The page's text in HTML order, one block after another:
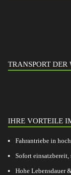
TRANSPORT
IHRE VORTEILE
Fahrantriebe in
Sofort
Hohe Lebensdauer